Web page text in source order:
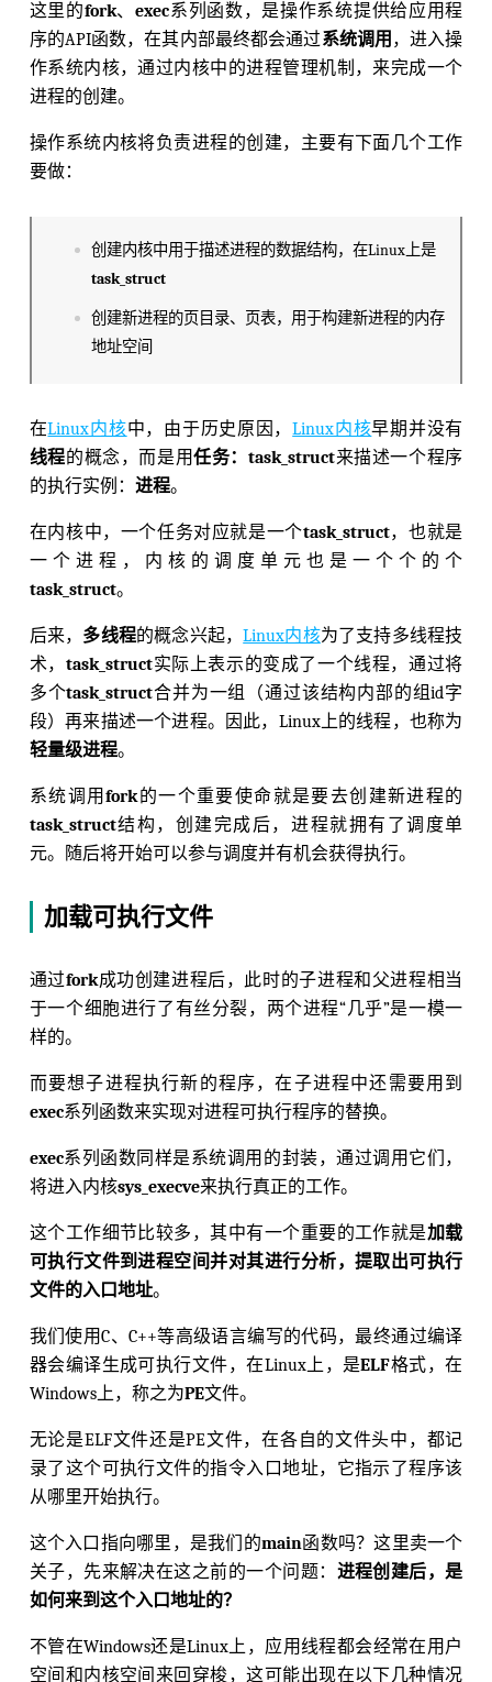
这里的fork、exec系列函数，是操作系统提供给应用程
序的API函数，在其内部最终都会通过系统调用 ，进入操
作系统内核，通过内核中的进程管理机制，来完成一个
进程的创建。
操作系统内核将负责进程的创建，主要有下面几个工作
要做：
创建内核中用于描述进程的数据结构，在Linux上是
task_struct
创建新进程的页目录、页表，用于构建新进程的内存
地址空间
在Linux内核中，由于历史原因，Linux内核早期并没有
线程的概念，而是用任务：task_struct来描述一个程序
的执行实例： 进程。
在内核中，一个任务对应就是一个task_struct，也就是
一个进程，内核的调度单元也是一个个的个
task_struct。
后来， 多线程的概念兴起，Linux内核为了支持多线程技
术， task_struct实际上表示的变成了一个线程，通过将
多个task_struct合并为一组（通过该结构内部的组id字
段）再来描述一个进程。因此，Linux上的线程，也称为
轻量级进程。
系统调用fork的一个重要使命就是要去创建新进程的
task_struct结构，创建完成后，进程就拥有了调度单
元。随后将开始可以参与调度并有机会获得执行。
加载可执行文件
通过fork成功创建进程后，此时的子进程和父进程相当
于一个细胞进行了有丝分裂，两个进程“几乎”是一模一
样的。
而要想子进程执行新的程序，在子进程中还需要用到
exec系列函数来实现对进程可执行程序的替换。
exec系列函数同样是系统调用的封装，通过调用它们，
将进入内核sys_execve来执行真正的工作。
这个工作细节比较多，其中有一个重要的工作就是加载
可执行文件到进程空间并对其进行分析，提取出可执行
文件的入口地址。
我们使用C、C++等高级语言编写的代码，最终通过编译
器会编译生成可执行文件，在Linux上，是ELF格式，在
Windows上，称之为PE文件。
无论是ELF文件还是PE文件，在各自的文件头中，都记
录了这个可执行文件的指令入口地址，它指示了程序该
从哪里开始执行。
这个入口指向哪里，是我们的main函数吗？这里卖一个
关子，先来解决在这之前的一个问题： 进程创建后，是
如何来到这个入口地址的？
不管在Windows还是Linux上，应用线程都会经常在用户
空间和内核空间来回穿梭，这可能出现在以下几种情况